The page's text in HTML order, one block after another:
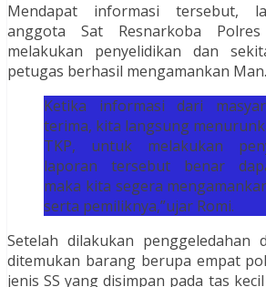
Mendapat informasi tersebut,
anggota Sat Resnarkoba
melakukan penyelidikan dan
petugas berhasil mengamankan Man.
Ketika informasi dari
terima, kita langsung
TKP, untuk melakukan
laporan tersebut benar
maka kita segera
serta pemiliknya,”ujar Romi.
Setelah dilakukan penggeledahan
ditemukan barang berupa empat
jenis SS yang disimpan pada tas